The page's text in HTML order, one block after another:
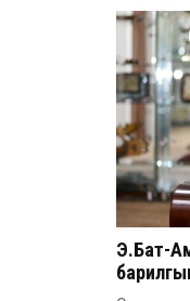
Э.Бат-
барьсан